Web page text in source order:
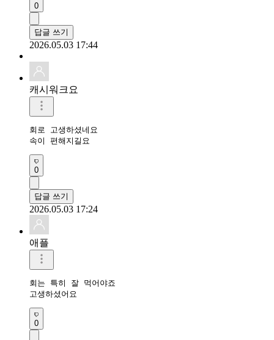
0
답글 쓰기
2026.05.03 17:44
캐시워크요
회로 고생하셨네요
속이 편해지길요
0
답글 쓰기
2026.05.03 17:24
애플
회는 특히 잘 먹어야죠
고생하셨어요
0